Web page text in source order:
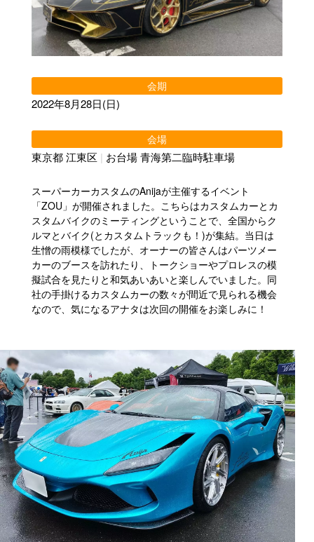
会期
2022年8月28日(日)
会場
東京都 江東区 | お台場 青海第二臨時駐車場
スーパーカーカスタムのAnijaが主催するイベント
「ZOU」が開催されました。こちらはカスタムカーとカ
スタムバイクのミーティングということで、全国からク
ルマとバイク(とカスタムトラックも！)が集結。当日は
生憎の雨模様でしたが、オーナーの皆さんはパーツメー
カーのブースを訪れたり、トークショーやプロレスの模
擬試合を見たりと和気あいあいと楽しんでいました。同
社の手掛けるカスタムカーの数々が間近で見られる機会
なので、気になるアナタは次回の開催をお楽しみに！